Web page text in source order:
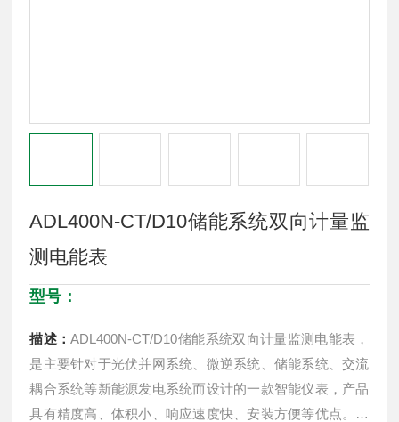
ADL400N-CT/D10储能系统双向计量监
测电能表
型号：
描述：ADL400N-CT/D10储能系统双向计量监测电能表，
是主要针对于光伏并网系统、微逆系统、储能系统、交流
耦合系统等新能源发电系统而设计的一款智能仪表，产品
具有精度高、体积小、响应速度快、安装方便等优点。具